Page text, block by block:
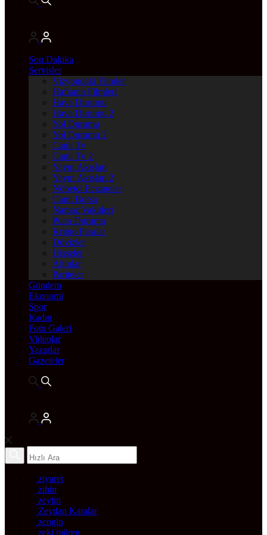
Son Dakika
Servisler
Vizyondaki Filmler
Haftanin Filmleri
Hava Durumu
Hava Durumu 2
Yol Durumu
Yol Durumu 2
Canlı Tv
Canlı Tv 2
Yayın Akışları
Yayın Akışları 2
Nöbetçi Eczaneler
Canlı Borsa
Namaz Vakitleri
Puan Durumu
Kripto Paralar
Dövizler
Hisseler
Altınlar
Pariteler
Gündem
Ekonomi
Spor
Kadın
Foto Galeri
Videolar
Yazarlar
Gazeteler
ziyaret
zihin
zeytin
Zeydan Karalar
zengin
zeki müren